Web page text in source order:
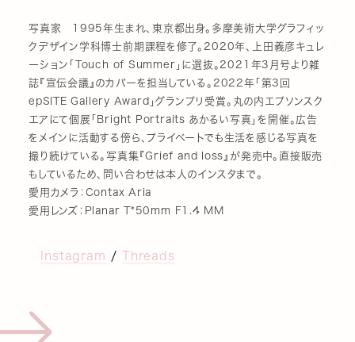
写真家 1995年生まれ、東京都出身。多摩美術大学グラフィッ
クデザイン学科博士前期課程を修了。2020年、上田義彦キュレ
ーション「Touch of Summer」に選抜。2021年3月号より雑
誌『宣伝会議』のカバーを担当している。2022年「第3回
epSITE Gallery Award」グランプリ受賞。丸の内エプソンスク
エアにて個展「Bright Portraits あかるい写真」を開催。広告
をメインに活動する傍ら、プライベートでも生活を感じる写真を
撮り続けている。写真集『Grief and loss』が発売中。直接販売
もしているため、問い合わせは本人のインスタまで。
愛用カメラ：Contax Aria
愛用レンズ：Planar T*50mm F1.4 MM
Instagram / Threads